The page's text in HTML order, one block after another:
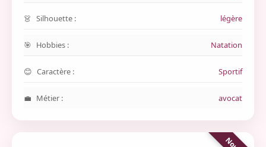
Silhouette : légère
Hobbies : Natation
Caractère : Sportif
Métier : avocat